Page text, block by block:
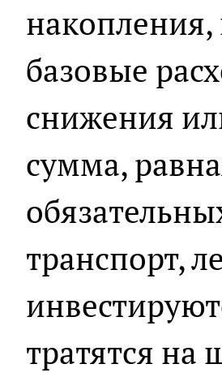
базовые
снижения
сумма,
транспорт,
тратятся на